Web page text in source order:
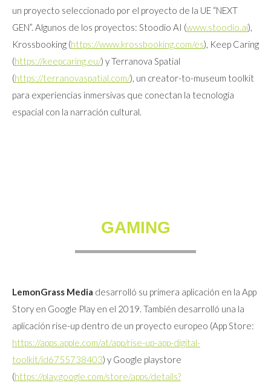
un proyecto seleccionado por el proyecto de la UE “NEXT
GEN”. Algunos de los proyectos: Stoodio AI (www.stoodio.ai),
Krossbooking (https://www.krossbooking.com/es), Keep Caring
(https://keepcaring.eu/) y Terranova Spatial
(https://terranovaspatial.com/), un creator-to-museum toolkit
para experiencias inmersivas que conectan la tecnología
espacial con la narración cultural.
GAMING
LemonGrass Media desarrolló su primera aplicación en la App
Story en Google Play en el 2019. También desarrolló una la
aplicación rise-up dentro de un proyecto europeo (App Store:
https://apps.apple.com/at/app/rise-up-app-digital-
toolkit/id6755738403) y Google playstore
(https://play.google.com/store/apps/details?